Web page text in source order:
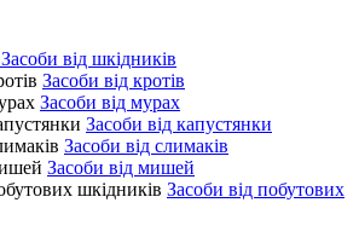
Засоби від шкідників
Засоби від кротів
Засоби від мурах
Засоби від капустянки
Засоби від слимаків
Засоби від мишей
Засоби від побутових